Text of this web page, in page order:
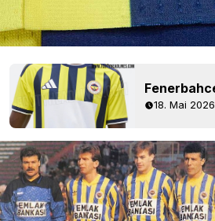
18. Mai 2026